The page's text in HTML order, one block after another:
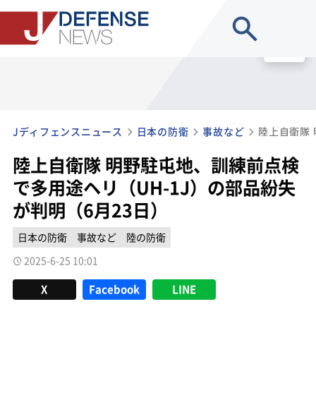
Jディフェンスニュース 日本の防衛 事故など
陸上自衛隊 明野駐屯地、訓練前点検
で多用途ヘリ（UH-1J）の部品紛失
が判明（6月23日）
日本の防衛 事故など
陸の防衛
2025-6-25 10:01
X Facebook LINE